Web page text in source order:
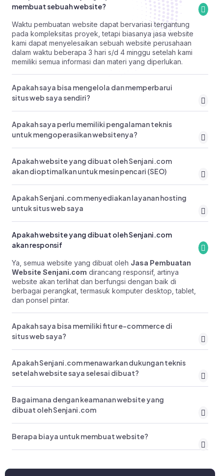
membuat sebuah website?
Waktu pembuatan website dapat bervariasi tergantung
pada kompleksitas proyek, tetapi biasanya jasa website
kami dapat menyelesaikan sebuah website perusahaan
dalam waktu beberapa 3 hari s/d 4 minggu setelah kami
memiliki semua informasi dan materi yang diperlukan.
Apakah saya bisa mengelola dan memperbarui
situs web saya sendiri?
Apakah saya perlu memiliki pengalaman teknis
untuk mengoperasikan websitenya?
Apakah website yang dibuat oleh Senjani.com
akan dioptimalkan untuk mesin pencari (SEO)
Apakah Senjani.com menyediakan layanan hosting
untuk situs web saya
Apakah website yang dibuat oleh Senjani.com
akan responsif
Ya, semua website yang dibuat oleh Jasa Pembuatan
Website Senjani.com dirancang responsif, artinya
website akan terlihat dan berfungsi dengan baik di
berbagai perangkat, termasuk komputer desktop, tablet,
dan ponsel pintar.
Apakah saya bisa memiliki fitur e-commerce di
situs web saya?
Apakah Senjani.com menawarkan dukungan teknis
setelah website saya selesai dibuat?
Bagaimana dengan keamanan website yang
dibuat oleh Senjani.com
Berapa biaya untuk membuat website?